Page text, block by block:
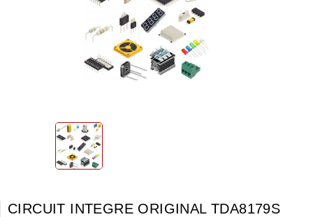
CIRCUIT INTEGRE ORIGINAL TDA8179S